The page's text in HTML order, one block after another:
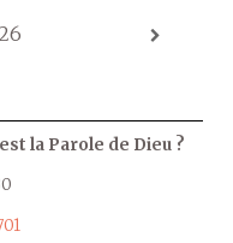
la Parole de Dieu ?